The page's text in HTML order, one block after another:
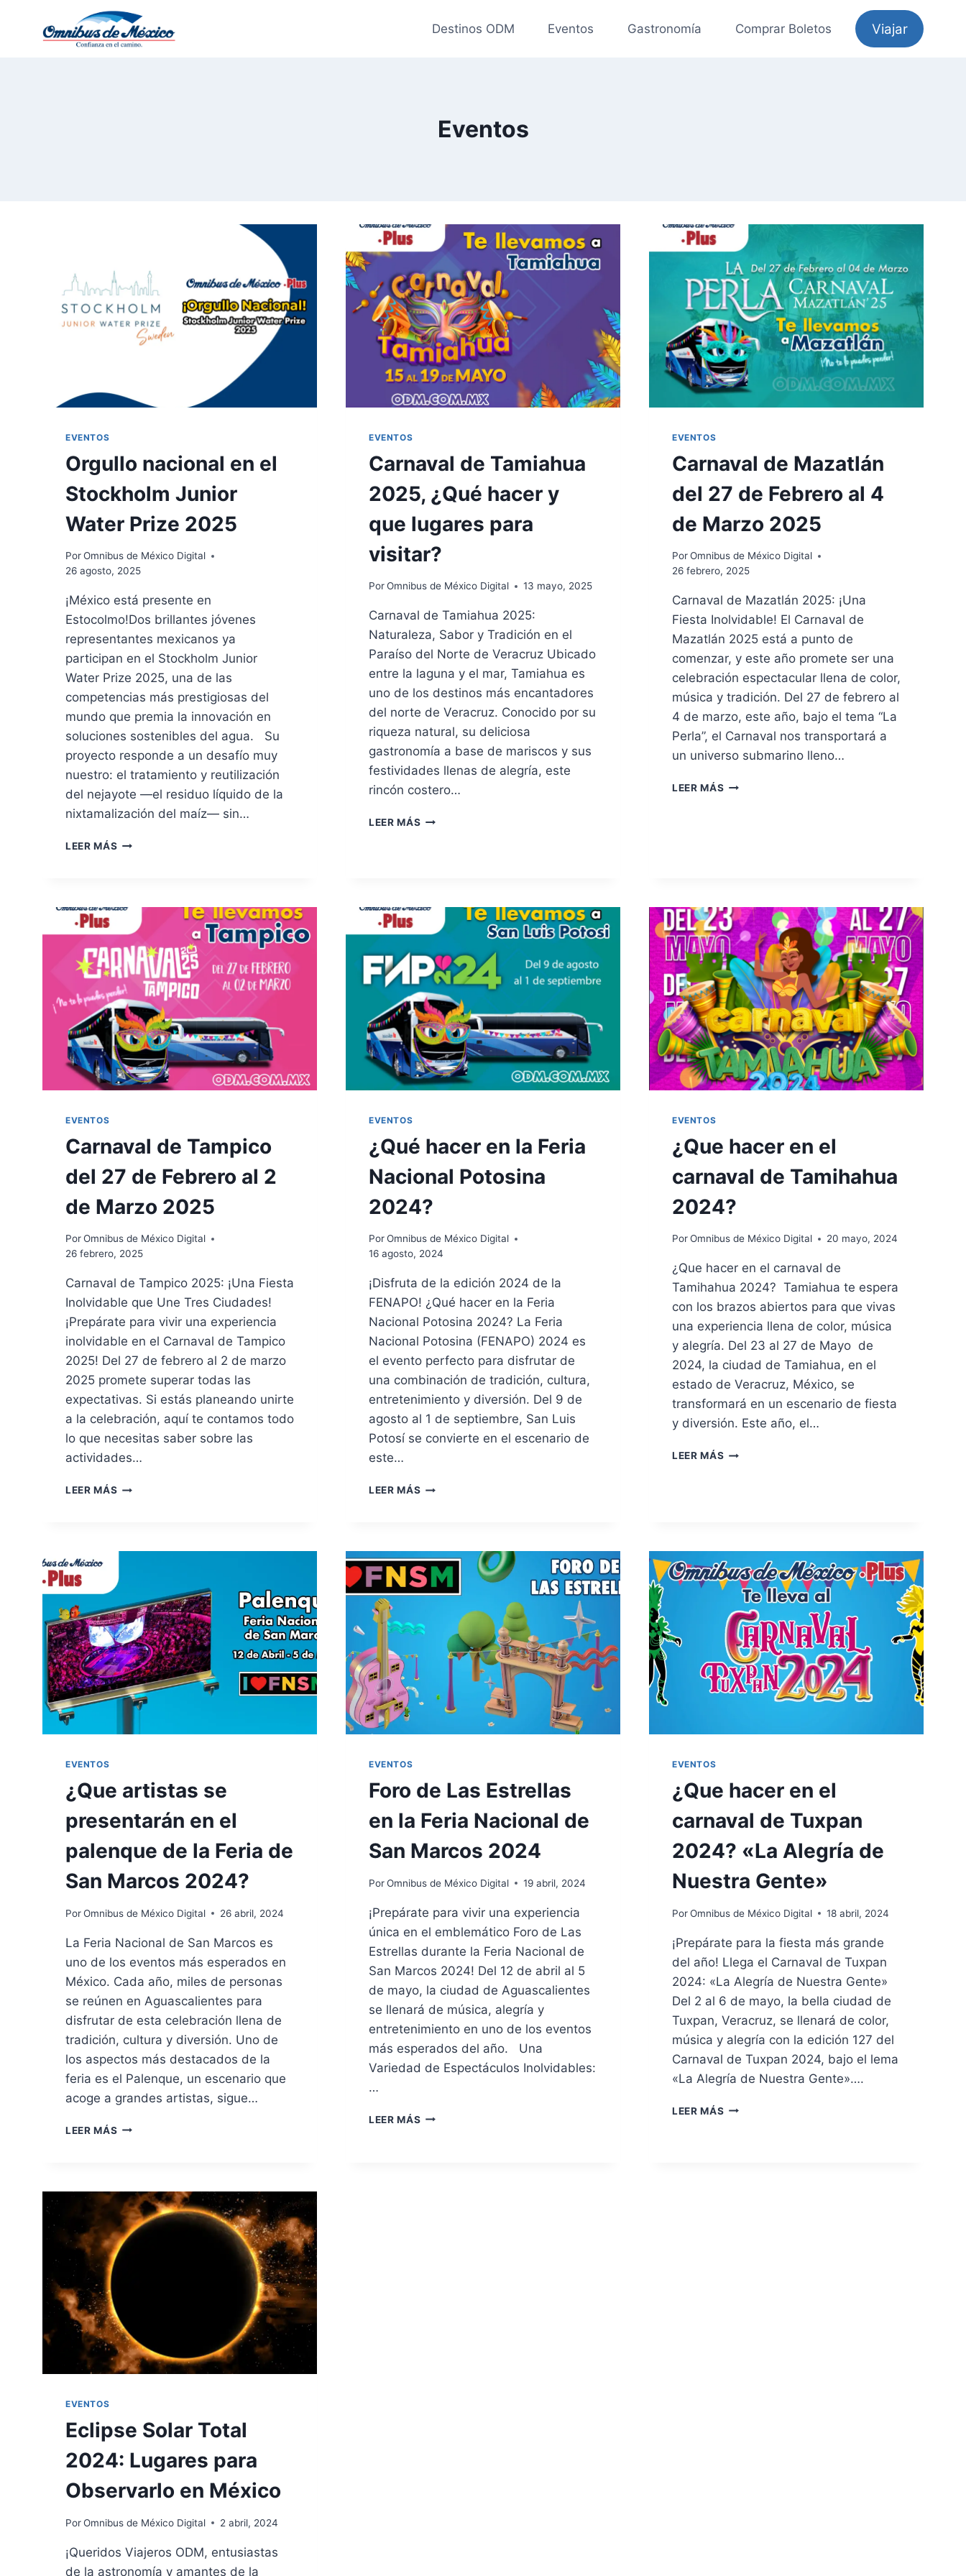
Destinos ODM Eventos Gastronomía Comprar Boletos Viajar
Eventos
EVENTOS
Orgullo nacional en el
Stockholm Junior
Water Prize 2025
PorOmnibus de México Digital
26 agosto, 2025
¡México está presente en
Estocolmo!Dos brillantes jóvenes
representantes mexicanos ya
participan en el Stockholm Junior
Water Prize 2025, una de las
competencias más prestigiosas del
mundo que premia la innovación en
soluciones sostenibles del agua. Su
proyecto responde a un desafío muy
nuestro: el tratamiento y reutilización
del nejayote —el residuo líquido de la
nixtamalización del maíz— sin…
LEER MÁS
EVENTOS
Carnaval de Tamiahua
2025, ¿Qué hacer y
que lugares para
visitar?
PorOmnibus de México Digital 13 mayo, 2025
Carnaval de Tamiahua 2025:
Naturaleza, Sabor y Tradición en el
Paraíso del Norte de Veracruz Ubicado
entre la laguna y el mar, Tamiahua es
uno de los destinos más encantadores
del norte de Veracruz. Conocido por su
riqueza natural, su deliciosa
gastronomía a base de mariscos y sus
festividades llenas de alegría, este
rincón costero…
LEER MÁS
EVENTOS
Carnaval de Mazatlán
del 27 de Febrero al 4
de Marzo 2025
PorOmnibus de México Digital
26 febrero, 2025
Carnaval de Mazatlán 2025: ¡Una
Fiesta Inolvidable! El Carnaval de
Mazatlán 2025 está a punto de
comenzar, y este año promete ser una
celebración espectacular llena de color,
música y tradición. Del 27 de febrero al
4 de marzo, este año, bajo el tema “La
Perla”, el Carnaval nos transportará a
un universo submarino lleno…
LEER MÁS
EVENTOS
Carnaval de Tampico
del 27 de Febrero al 2
de Marzo 2025
PorOmnibus de México Digital
26 febrero, 2025
Carnaval de Tampico 2025: ¡Una Fiesta
Inolvidable que Une Tres Ciudades!
¡Prepárate para vivir una experiencia
inolvidable en el Carnaval de Tampico
2025! Del 27 de febrero al 2 de marzo
2025 promete superar todas las
expectativas. Si estás planeando unirte
a la celebración, aquí te contamos todo
lo que necesitas saber sobre las
actividades…
LEER MÁS
EVENTOS
¿Qué hacer en la Feria
Nacional Potosina
2024?
PorOmnibus de México Digital
16 agosto, 2024
¡Disfruta de la edición 2024 de la
FENAPO! ¿Qué hacer en la Feria
Nacional Potosina 2024? La Feria
Nacional Potosina (FENAPO) 2024 es
el evento perfecto para disfrutar de
una combinación de tradición, cultura,
entretenimiento y diversión. Del 9 de
agosto al 1 de septiembre, San Luis
Potosí se convierte en el escenario de
este…
LEER MÁS
EVENTOS
¿Que hacer en el
carnaval de Tamihahua
2024?
PorOmnibus de México Digital 20 mayo, 2024
¿Que hacer en el carnaval de
Tamihahua 2024? Tamiahua te espera
con los brazos abiertos para que vivas
una experiencia llena de color, música
y alegría. Del 23 al 27 de Mayo de
2024, la ciudad de Tamiahua, en el
estado de Veracruz, México, se
transformará en un escenario de fiesta
y diversión. Este año, el…
LEER MÁS
EVENTOS
¿Que artistas se
presentarán en el
palenque de la Feria de
San Marcos 2024?
PorOmnibus de México Digital 26 abril, 2024
La Feria Nacional de San Marcos es
uno de los eventos más esperados en
México. Cada año, miles de personas
se reúnen en Aguascalientes para
disfrutar de esta celebración llena de
tradición, cultura y diversión. Uno de
los aspectos más destacados de la
feria es el Palenque, un escenario que
acoge a grandes artistas, sigue…
LEER MÁS
EVENTOS
Foro de Las Estrellas
en la Feria Nacional de
San Marcos 2024
PorOmnibus de México Digital 19 abril, 2024
¡Prepárate para vivir una experiencia
única en el emblemático Foro de Las
Estrellas durante la Feria Nacional de
San Marcos 2024! Del 12 de abril al 5
de mayo, la ciudad de Aguascalientes
se llenará de música, alegría y
entretenimiento en uno de los eventos
más esperados del año. Una
Variedad de Espectáculos Inolvidables:
…
LEER MÁS
EVENTOS
¿Que hacer en el
carnaval de Tuxpan
2024? «La Alegría de
Nuestra Gente»
PorOmnibus de México Digital 18 abril, 2024
¡Prepárate para la fiesta más grande
del año! Llega el Carnaval de Tuxpan
2024: «La Alegría de Nuestra Gente»
Del 2 al 6 de mayo, la bella ciudad de
Tuxpan, Veracruz, se llenará de color,
música y alegría con la edición 127 del
Carnaval de Tuxpan 2024, bajo el lema
«La Alegría de Nuestra Gente»….
LEER MÁS
EVENTOS
Eclipse Solar Total
2024: Lugares para
Observarlo en México
PorOmnibus de México Digital 2 abril, 2024
¡Queridos Viajeros ODM, entusiastas
de la astronomía y amantes de la